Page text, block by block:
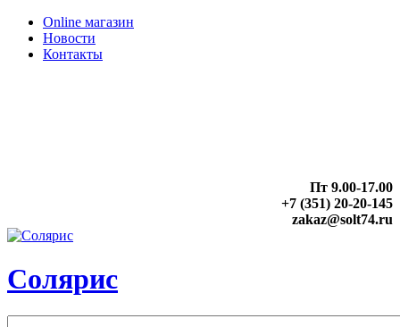
Online магазин
Новости
Контакты
Пт 9.00-17.00
+7 (351) 20-20-145
zakaz@solt74.ru
Солярис